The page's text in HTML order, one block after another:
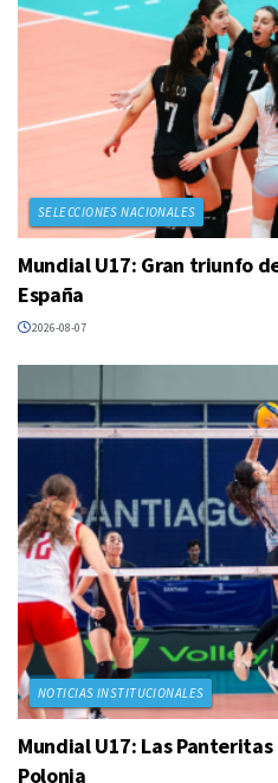
SELECCIONES NACIONALES
Mundial U17: Gran triunfo
España
2026-08-07
NOTICIAS INSTITUCIONALES
Mundial U17: Las
Polonia